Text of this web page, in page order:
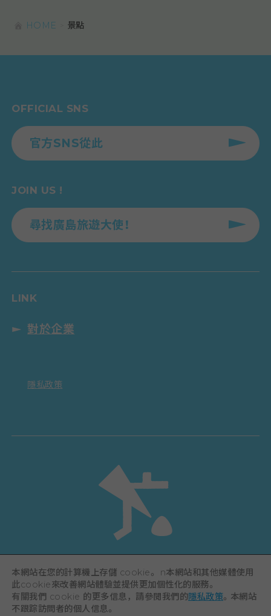
HOME 景點
OFFICIAL SNS
官方SNS從此
JOIN US !
尋找廣島旅遊大使！
LINK
對於企業
隱私政策
Hiroshima Prefecture / Hiroshima City .
All rights reserved
本網站在您的計算機上存儲 cookie。 n本網站和其他媒體使用
此cookie來改善網站體驗並提供更加個性化的服務。
有關我們 cookie 的更多信息，請參閱我們的隱私政策。本網站
不跟踪訪問者的個人信息。